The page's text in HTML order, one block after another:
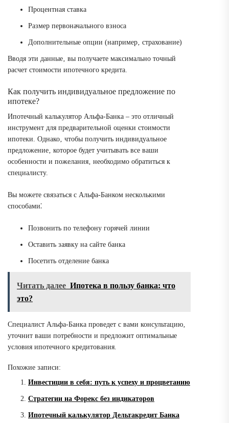
Процентная ставка
Размер первоначального взноса
Дополнительные опции (например‚ страхование)
Вводя эти данные‚ вы получаете максимально точный
расчет стоимости ипотечного кредита.
Как получить индивидуальное предложение по
ипотеке?
Ипотечный калькулятор Альфа-Банка – это отличный
инструмент для предварительной оценки стоимости
ипотеки. Однако‚ чтобы получить индивидуальное
предложение‚ которое будет учитывать все ваши
особенности и пожелания‚ необходимо обратиться к
специалисту.
Вы можете связаться с Альфа-Банком несколькими
способами⁚
Позвонить по телефону горячей линии
Оставить заявку на сайте банка
Посетить отделение банка
Читать далее Ипотека в пользу банка: что
это?
Специалист Альфа-Банка проведет с вами консультацию‚
уточнит ваши потребности и предложит оптимальные
условия ипотечного кредитования.
Похожие записи:
Инвестиции в себя: путь к успеху и процветанию
Стратегии на Форекс без индикаторов
Ипотечный калькулятор Дельтакредит Банка